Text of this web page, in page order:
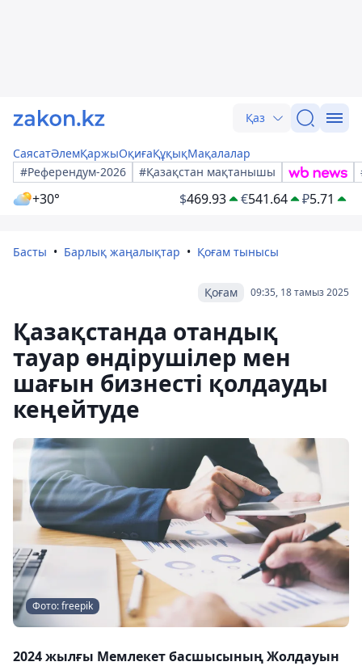
Қаз
СаясатӘлемҚаржыОқиғаҚұқықМақалалар
#Референдум-2026
#Қазақстан мақтанышы
+30° $469.93 €541.64 ₽5.71
Басты Барлық жаңалықтар Қоғам тынысы
09:35, 18 тамыз 2025
Қоғам
Қазақстанда отандық
тауар өндірушілер мен
шағын бизнесті қолдауды
кеңейтуде
Фото: freepik
2024 жылғы Мемлекет басшысының Жолдауын